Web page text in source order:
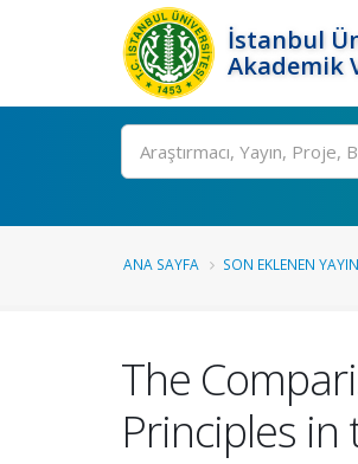
İstanbul
Akademik
Ara
ANA SAYFA SON EKLENEN
The
Principles